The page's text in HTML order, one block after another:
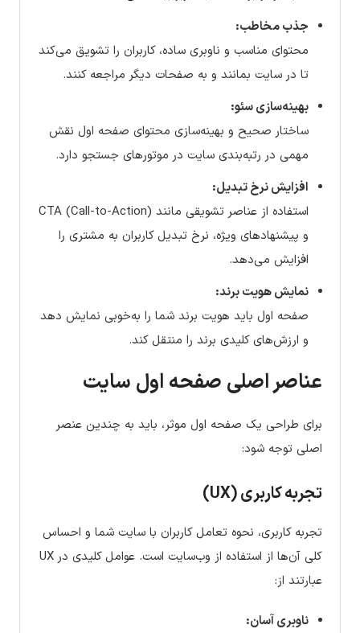
جذب مخاطب:
محتوای مناسب و ناوبری ساده، کاربران را تشویق می‌کند
تا در سایت بمانند و به صفحات دیگر مراجعه کنند.
بهینه‌سازی سئو:
ساختار صحیح و بهینه‌سازی محتوای صفحه اول نقش
مهمی در رتبه‌بندی سایت در موتورهای جستجو دارد.
افزایش نرخ تبدیل:
استفاده از عناصر تشویقی مانند CTA (Call-to-Action)
و پیشنهادهای ویژه، نرخ تبدیل کاربران به مشتری را
افزایش می‌دهد.
نمایش هویت برند:
صفحه اول باید هویت برند شما را به‌خوبی نمایش دهد
و ارزش‌های کلیدی برند را منتقل کند.
عناصر اصلی صفحه اول سایت
برای طراحی یک صفحه اول موثر، باید به چندین عنصر
اصلی توجه شود:
تجربه کاربری (UX)
تجربه کاربری، نحوه تعامل کاربران با سایت شما و احساس
کلی آن‌ها از استفاده از وب‌سایت است. عوامل کلیدی در UX
عبارتند از:
ناوبری آسان: